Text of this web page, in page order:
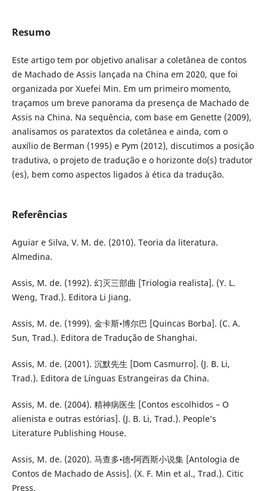
Resumo
Este artigo tem por objetivo analisar a coletânea de contos
de Machado de Assis lançada na China em 2020, que foi
organizada por Xuefei Min. Em um primeiro momento,
traçamos um breve panorama da presença de Machado de
Assis na China. Na sequência, com base em Genette (2009),
analisamos os paratextos da coletânea e ainda, com o
auxílio de Berman (1995) e Pym (2012), discutimos a posição
tradutiva, o projeto de tradução e o horizonte do(s) tradutor
(es), bem como aspectos ligados à ética da tradução.
Referências
Aguiar e Silva, V. M. de. (2010). Teoria da literatura.
Almedina.
Assis, M. de. (1992). 幻灭三部曲 [Triologia realista]. (Y. L.
Weng, Trad.). Editora Li Jiang.
Assis, M. de. (1999). 金卡斯•博尔巴 [Quincas Borba]. (C. A.
Sun, Trad.). Editora de Tradução de Shanghai.
Assis, M. de. (2001). 沉默先生 [Dom Casmurro]. (J. B. Li,
Trad.). Editora de Línguas Estrangeiras da China.
Assis, M. de. (2004). 精神病医生 [Contos escolhidos – O
alienista e outras estórias]. (J. B. Li, Trad.). People’s
Literature Publishing House.
Assis, M. de. (2020). 马查多•德•阿西斯小说集 [Antologia de
Contos de Machado de Assis]. (X. F. Min et al., Trad.). Citic
Press.